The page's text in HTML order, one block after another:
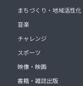
まちづくり・地域活性化
音楽
チャレンジ
スポーツ
映像・映画
書籍・雑誌出版